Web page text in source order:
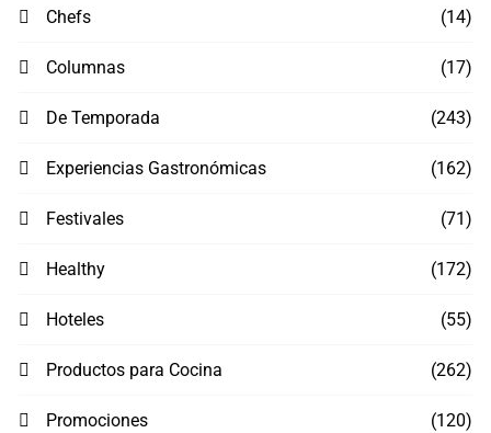
Chefs (14)
Columnas (17)
De Temporada (243)
Experiencias Gastronómicas (162)
Festivales (71)
Healthy (172)
Hoteles (55)
Productos para Cocina (262)
Promociones (120)